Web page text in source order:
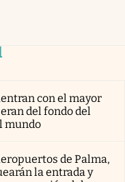
con el mayor
del fondo del
mundo
de Palma,
la entrada y